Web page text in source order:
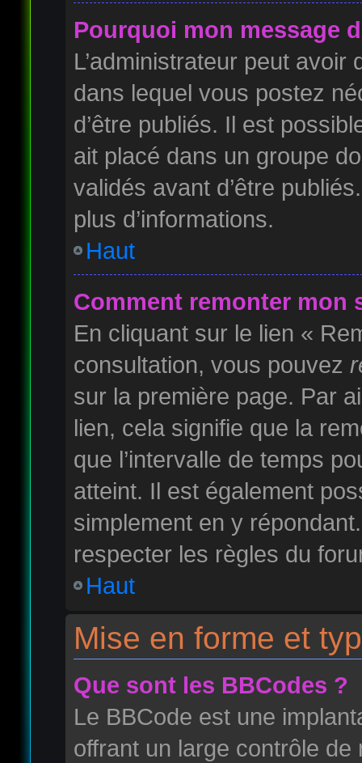
Pourquoi mon message
L’administrateur peut
dans lequel vous postez
d’être publiés. Il est
ait placé dans un groupe
validés avant d’être
plus d’informations.
Haut
Comment remonter mon
En cliquant sur le lien «
consultation, vous pouvez
sur la première page. Par
lien, cela signifie que la
que l’intervalle de temps
atteint. Il est également
simplement en y
respecter les règles du
Haut
Mise en forme et
Que sont les BBCodes ?
Le BBCode est une
offrant un large contrôle de